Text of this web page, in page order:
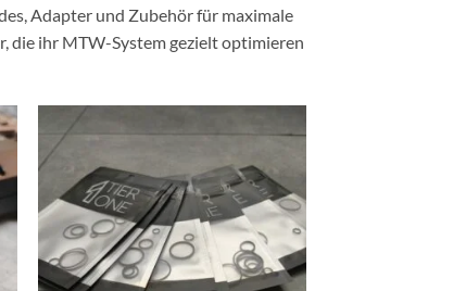
Adapter und Zubehör für maximale
die ihr MTW-System gezielt optimieren
Add to
wishlist